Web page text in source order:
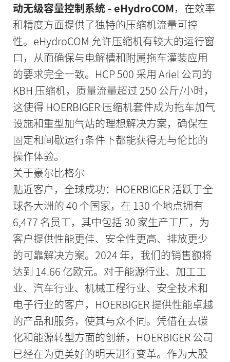
动无级容量控制系统 - eHydroCOM，在效率
和精度方面提供了独特的压缩机流量可控
性。eHydroCOM 允许压缩机有较大的运行窗
口，从而确保与电解槽和附属拖车灌装应用
的要求完全一致。HCP 500 采用 Ariel 公司的
KBH 压缩机，质量流量超过 250 公斤/小时，
这使得 HOERBIGER 压缩机套件成为拖车加气
设施和重型加气站的理想解决方案，确保在
固定和间歇运行条件下都能获得无与伦比的
操作体验。
关于豪尔比格尔
贴近客户，全球成功：HOERBIGER 活跃于全
球各大洲的 40 个国家，在 130 个地点拥有
6,477 名员工，其中包括 30 家生产工厂，为
客户提供性能更佳、安全性更高、排放更少
的可靠解决方案。2024 年，我们的销售额将
达到 14.66 亿欧元。对于能源行业、加工工
业、汽车行业、机械工程行业、安全技术和
电子行业的客户，HOERBIGER 提供性能卓越
的产品和服务，使其与众不同。凭借在去碳
化和能源转型方面的创新，HOERBIGER 公司
已经在为更美好的明天进行变革。作为大股